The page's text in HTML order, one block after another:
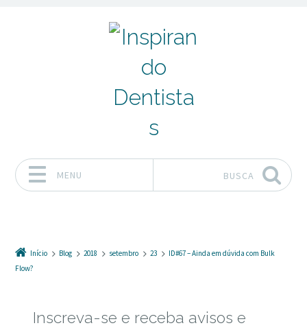
MENU BUSCA
Início Blog 2018 setembro 23
ID#67 – Ainda em dúvida com Bulk
Flow?
Inscreva-se e receba avisos e